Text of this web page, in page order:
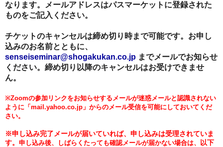
なります。メールアドレスはパスマーケットに登録された
ものをご記入ください。
チケットのキャンセルは締め切り時まで可能です。お申し
込みのお名前とともに、
senseiseminar@shogakukan.co.jp までメールでお知らせ
ください。締め切り以降のキャンセルはお受けできませ
ん。
※Zoomの参加リンクをお知らせするメールが迷惑メールと認識されない
ように「mail.yahoo.co.jp」からのメール受信を可能にしておいてくだ
さい。
※申し込み完了メールが届いていれば、申し込みは受理されていま
す。 申し込み後、しばらくたっても確認メールが届かない場合は、
以下